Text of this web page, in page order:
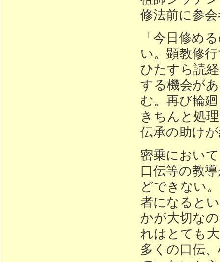
修法前に参
「今日修め
い。顕教修
ひたすら読
する機会が
む。再び輪
きちんと処
伝承の助け
密乗におい
口伝等の教
どできない
者になると
かが大切な
れはとても
多くの口伝